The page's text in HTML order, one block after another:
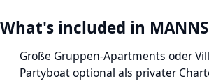
What's included in
Große Gruppen-Apartments oder
Partyboat optional als privater